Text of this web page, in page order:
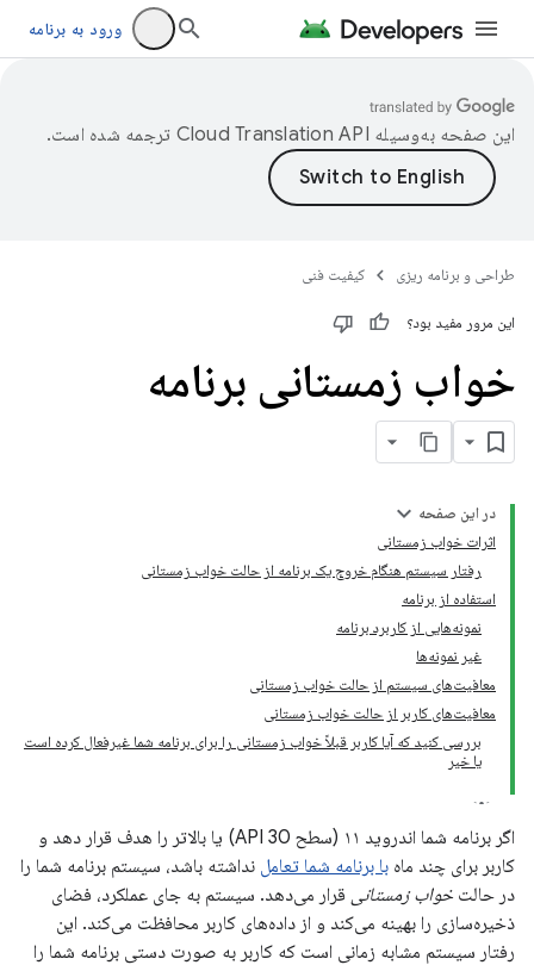
ورود به برنامه
این صفحه به‌وسیله ترجمه شده است.
طراحی و برنامه ریزی کیفیت فنی
این مرور مفید بود؟
خواب زمستانی برنامه
در این صفحه
اثرات خواب زمستانی
رفتار سیستم هنگام خروج یک برنامه از حالت خواب زمستانی
استفاده از برنامه
نمونه‌هایی از کاربرد برنامه
غیر نمونه‌ها
معافیت‌های سیستم از حالت خواب زمستانی
معافیت‌های کاربر از حالت خواب زمستانی
بررسی کنید که آیا کاربر قبلاً خواب زمستانی را برای برنامه شما غیرفعال کرده است
یا خیر
اگر برنامه شما اندروید ۱۱ (سطح API 30) یا بالاتر را هدف قرار دهد و
کاربر برای چند ماه با برنامه شما تعامل نداشته باشد، سیستم برنامه شما را
در حالت خواب زمستانی قرار می‌دهد. سیستم به جای عملکرد، فضای
ذخیره‌سازی را بهینه می‌کند و از داده‌های کاربر محافظت می‌کند. این
رفتار سیستم مشابه زمانی است که کاربر به صورت دستی برنامه شما را